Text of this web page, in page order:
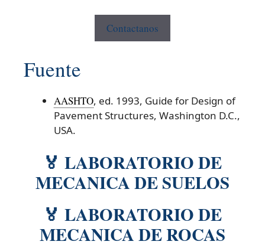
Contactanos
Fuente
AASHTO, ed. 1993, Guide for Design of
Pavement Structures, Washington D.C.,
USA.
🏅 LABORATORIO DE
MECANICA DE SUELOS
🏅 LABORATORIO DE
MECANICA DE ROCAS